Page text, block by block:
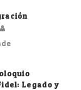
Legado y